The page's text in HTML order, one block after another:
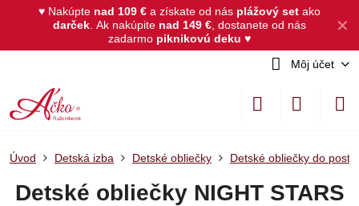
✕
♥ Nakúpte nad 109 € a získate od nás plážový set ako
darček Ak nakúpite nad 149 € , dostanete od nás
zadarmo piknikovú deku ♥
Môj účet
Úvod Detská izba Detské obliečky Detské obliečky do
Detské obliečky NIGHT STARS